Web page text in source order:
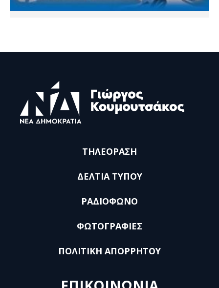
ΤΗΛΕΟΡΑΣΗ
ΔΕΛΤΙΑ ΤΥΠΟΥ
ΡΑΔΙΟΦΩΝΟ
ΦΩΤΟΓΡΑΦΙΕΣ
ΠΟΛΙΤΙΚΗ ΑΠΟΡΡΗΤΟΥ